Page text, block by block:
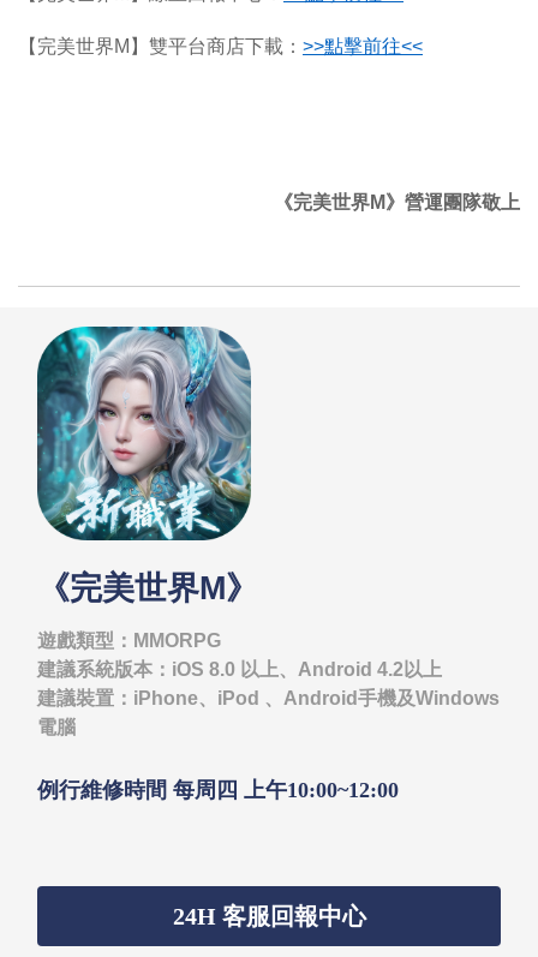
【完美世界M】雙平台商店下載： >>點擊前往<<
《完美世界M》營運團隊敬上
《完美世界M》
遊戲類型：MMORPG
建議系統版本：iOS 8.0 以上、Android 4.2以上
建議裝置：iPhone、iPod 、Android手機及Windows
電腦
例行維修時間 每周四 上午10:00~12:00
24H 客服回報中心